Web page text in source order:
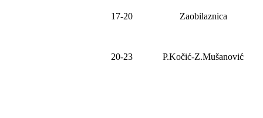
17-20 Zaobilaznica
20-23 P.Kočić-Z.Mušanović